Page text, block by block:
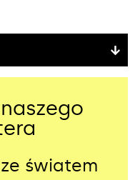
światem